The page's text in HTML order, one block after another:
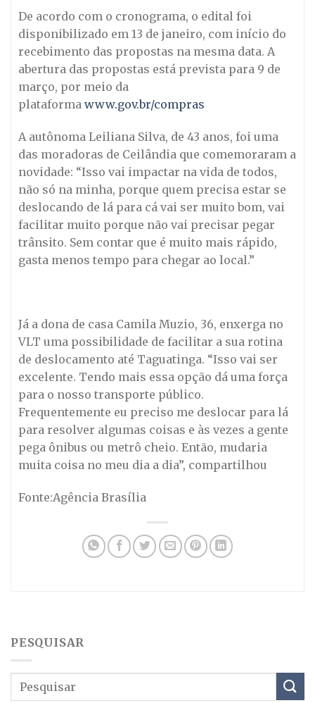
De acordo com o cronograma, o edital foi
disponibilizado em 13 de janeiro, com início do
recebimento das propostas na mesma data. A
abertura das propostas está prevista para 9 de
março, por meio da
plataforma www.gov.br/compras
A autônoma Leiliana Silva, de 43 anos, foi uma
das moradoras de Ceilândia que comemoraram a
novidade: “Isso vai impactar na vida de todos,
não só na minha, porque quem precisa estar se
deslocando de lá para cá vai ser muito bom, vai
facilitar muito porque não vai precisar pegar
trânsito. Sem contar que é muito mais rápido,
gasta menos tempo para chegar ao local.”
Já a dona de casa Camila Muzio, 36, enxerga no
VLT uma possibilidade de facilitar a sua rotina
de deslocamento até Taguatinga. “Isso vai ser
excelente. Tendo mais essa opção dá uma força
para o nosso transporte público.
Frequentemente eu preciso me deslocar para lá
para resolver algumas coisas e às vezes a gente
pega ônibus ou metrô cheio. Então, mudaria
muita coisa no meu dia a dia”, compartilhou
Fonte:Agência Brasília
PESQUISAR